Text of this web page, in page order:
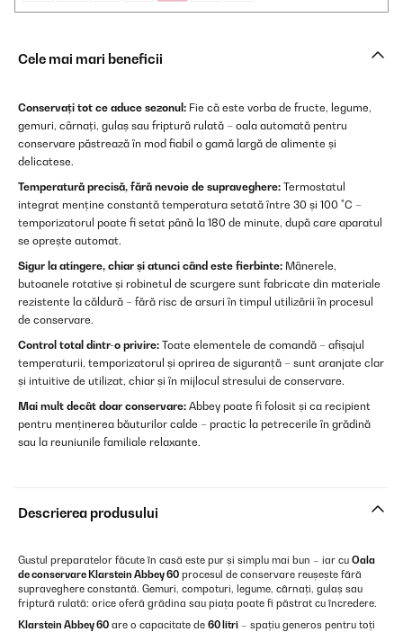
Cele mai mari beneficii
Conservați tot ce aduce sezonul: Fie că este vorba de fructe, legume,
gemuri, cârnați, gulaș sau friptură rulată – oala automată pentru
conservare păstrează în mod fiabil o gamă largă de alimente și
delicatese.
Temperatură precisă, fără nevoie de supraveghere: Termostatul
integrat menține constantă temperatura setată între 30 și 100 °C –
temporizatorul poate fi setat până la 180 de minute, după care aparatul
se oprește automat.
Sigur la atingere, chiar și atunci când este fierbinte: Mânerele,
butoanele rotative și robinetul de scurgere sunt fabricate din materiale
rezistente la căldură – fără risc de arsuri în timpul utilizării în procesul
de conservare.
Control total dintr-o privire: Toate elementele de comandă – afișajul
temperaturii, temporizatorul și oprirea de siguranță – sunt aranjate clar
și intuitive de utilizat, chiar și în mijlocul stresului de conservare.
Mai mult decât doar conservare: Abbey poate fi folosit și ca recipient
pentru menținerea băuturilor calde – practic la petrecerile în grădină
sau la reuniunile familiale relaxante.
Descrierea produsului
Gustul preparatelor făcute în casă este pur și simplu mai bun – iar cu Oala
de conservare Klarstein Abbey 60 procesul de conservare reușește fără
supraveghere constantă. Gemuri, compoturi, legume, cârnați, gulaș sau
friptură rulată: orice oferă grădina sau piața poate fi păstrat cu încredere.
Klarstein Abbey 60 are o capacitate de 60 litri – spațiu generos pentru toți